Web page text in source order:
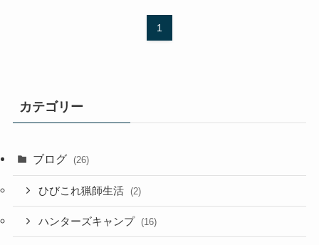
1
カテゴリー
ブログ (26)
ひびこれ猟師生活 (2)
ハンターズキャンプ (16)